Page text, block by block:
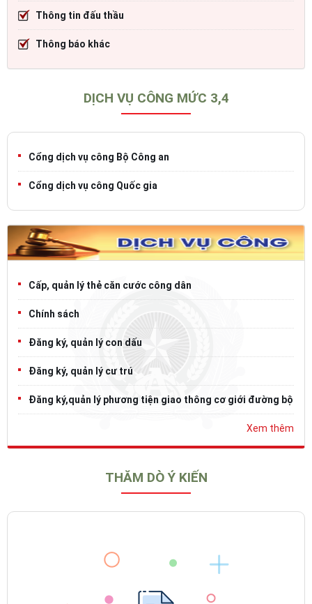
Thông tin đấu thầu
Thông báo khác
DỊCH VỤ CÔNG MỨC 3,4
Cổng dịch vụ công Bộ Công an
Cổng dịch vụ công Quốc gia
Cấp, quản lý thẻ căn cước công dân
Chính sách
Đăng ký, quản lý con dấu
Đăng ký, quản lý cư trú
Đăng ký,quản lý phương tiện giao thông cơ giới đường bộ
Xem thêm
THĂM DÒ Ý KIẾN